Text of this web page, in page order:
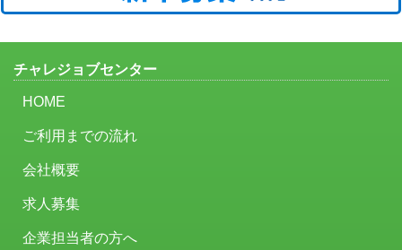
チャレジョブセンター
HOME
ご利用までの流れ
会社概要
求人募集
企業担当者の方へ